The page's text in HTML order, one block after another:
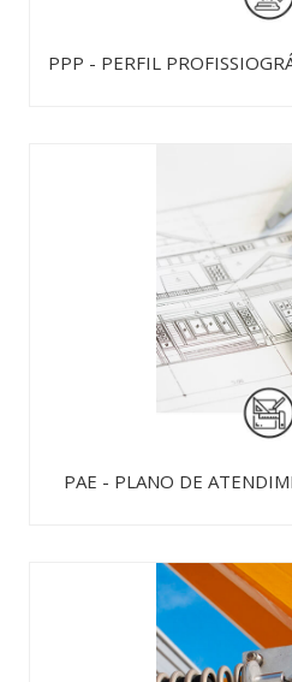
PPP - PERFIL
PAE - PLANO DE